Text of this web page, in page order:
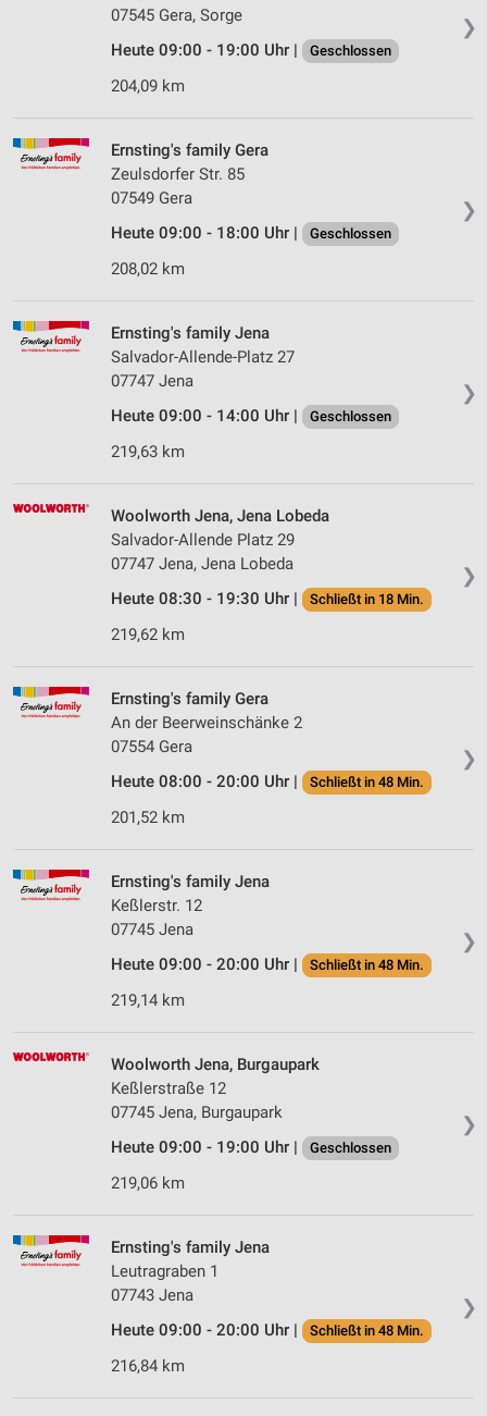
❯
07545 Gera, Sorge
Heute 09:00 - 19:00 Uhr |
Geschlossen
204,09 km
❯
Ernsting's family Gera
Zeulsdorfer Str. 85
07549 Gera
Heute 09:00 - 18:00 Uhr |
Geschlossen
208,02 km
❯
Ernsting's family Jena
Salvador-Allende-Platz 27
07747 Jena
Heute 09:00 - 14:00 Uhr |
Geschlossen
219,63 km
❯
Woolworth Jena, Jena Lobeda
Salvador-Allende Platz 29
07747 Jena, Jena Lobeda
Heute 08:30 - 19:30 Uhr |
Schließt in 18 Min.
219,62 km
❯
Ernsting's family Gera
An der Beerweinschänke 2
07554 Gera
Heute 08:00 - 20:00 Uhr |
Schließt in 48 Min.
201,52 km
❯
Ernsting's family Jena
Keßlerstr. 12
07745 Jena
Heute 09:00 - 20:00 Uhr |
Schließt in 48 Min.
219,14 km
❯
Woolworth Jena, Burgaupark
Keßlerstraße 12
07745 Jena, Burgaupark
Heute 09:00 - 19:00 Uhr |
Geschlossen
219,06 km
❯
Ernsting's family Jena
Leutragraben 1
07743 Jena
Heute 09:00 - 20:00 Uhr |
Schließt in 48 Min.
216,84 km